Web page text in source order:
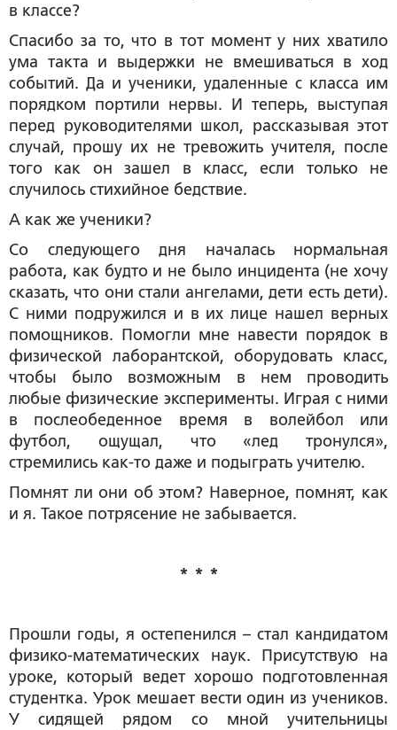
в классе?
Спасибо за то, что в тот момент у них хватило
ума такта и выдержки не вмешиваться в ход
событий. Да и ученики, удаленные с класса им
порядком портили нервы. И теперь, выступая
перед руководителями школ, рассказывая этот
случай, прошу их не тревожить учителя, после
того как он зашел в класс, если только не
случилось стихийное бедствие.
А как же ученики?
Со следующего дня началась нормальная
работа, как будто и не было инцидента (не хочу
сказать, что они стали ангелами, дети есть дети).
С ними подружился и в их лице нашел верных
помощников. Помогли мне навести порядок в
физической лаборантской, оборудовать класс,
чтобы было возможным в нем проводить
любые физические эксперименты. Играя с ними
в послеобеденное время в волейбол или
футбол, ощущал, что «лед тронулся»,
стремились как-то даже и подыграть учителю.
Помнят ли они об этом? Наверное, помнят, как
и я. Такое потрясение не забывается.
* * *
Прошли годы, я остепенился – стал кандидатом
физико-математических наук. Присутствую на
уроке, который ведет хорошо подготовленная
студентка. Урок мешает вести один из учеников.
У сидящей рядом со мной учительницы